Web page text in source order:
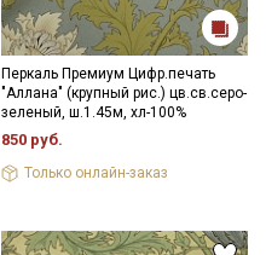
Перкаль Премиум Цифр.печать
"Аллана" (крупный рис.) цв.св.серо-
зеленый, ш.1.45м, хл-100%
850 руб.
Только онлайн-заказ